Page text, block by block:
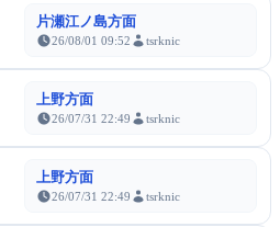
片瀬江ノ島方面
26/08/01 09:52 tsrknic
上野方面
26/07/31 22:49 tsrknic
上野方面
26/07/31 22:49 tsrknic